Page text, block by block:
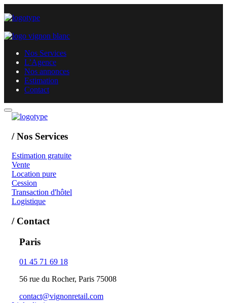
Nos Services
L’Agence
Nos annonces
Estimation
Contact
/ Nos Services
Estimation gratuite
Vente
Location pure
Cession
Transaction d'hôtel
Logistique
/ Contact
Paris
01 45 71 69 18
56 rue du Rocher, Paris 75008
contact@vignonretail.com